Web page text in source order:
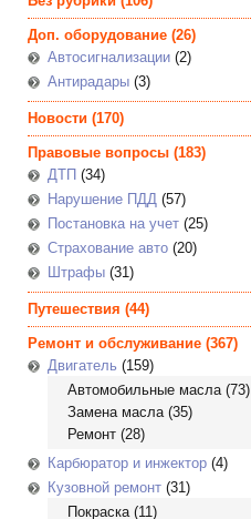
Доп. оборудование (26)
Автосигнализации (2)
Антирадары (3)
Новости (170)
Правовые вопросы (183)
ДТП (34)
Нарушение ПДД (57)
Постановка на учет (25)
Страхование авто (20)
Штрафы (31)
Путешествия (44)
Ремонт и обслуживание (367)
Двигатель (159)
Автомобильные масла(73)
Замена масла(35)
Ремонт (28)
Карбюратор и инжектор (4)
Кузовной ремонт (31)
Покраска(11)